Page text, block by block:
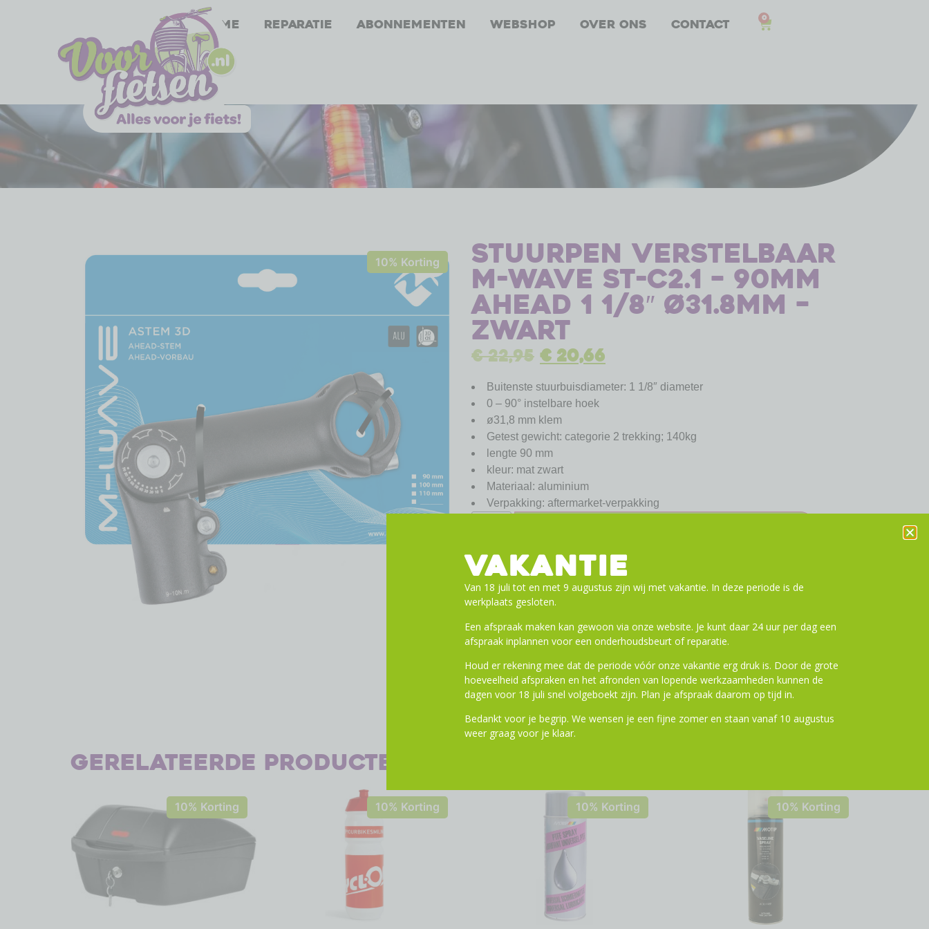
Home Reparatie Abonnementen Webshop Over ons Contact 0
10% Korting Stuurpen verstelbaar
M-Wave ST-C2.1 – 90mm
ahead 1 1/8″ ø31.8mm –
zwart
€22,95 €20,66
Buitenste stuurbuisdiameter: 1 1/8″ diameter
0 – 90° instelbare hoek
ø31,8 mm klem
Getest gewicht: categorie 2 trekking; 140kg
lengte 90 mm
kleur: mat zwart
Materiaal: aluminium
Verpakking: aftermarket-verpakking
Gerelateerde producten
10% Korting 10% Korting 10% Korting 10% Korting
VAKANTIE
Van 18 juli tot en met 9 augustus zijn wij met vakantie. In deze periode is de
werkplaats gesloten.
Een afspraak maken kan gewoon via onze website. Je kunt daar 24 uur per dag een
afspraak inplannen voor een onderhoudsbeurt of reparatie.
Houd er rekening mee dat de periode vóór onze vakantie erg druk is. Door de grote
hoeveelheid afspraken en het afronden van lopende werkzaamheden kunnen de
dagen voor 18 juli snel volgeboekt zijn. Plan je afspraak daarom op tijd in.
Bedankt voor je begrip. We wensen je een fijne zomer en staan vanaf 10 augustus
weer graag voor je klaar.